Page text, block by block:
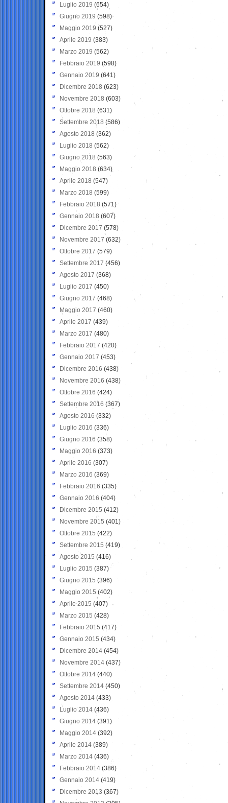
Luglio 2019 (654)
Giugno 2019 (598)
Maggio 2019 (527)
Aprile 2019 (383)
Marzo 2019 (562)
Febbraio 2019 (598)
Gennaio 2019 (641)
Dicembre 2018 (623)
Novembre 2018 (603)
Ottobre 2018 (631)
Settembre 2018 (586)
Agosto 2018 (362)
Luglio 2018 (562)
Giugno 2018 (563)
Maggio 2018 (634)
Aprile 2018 (547)
Marzo 2018 (599)
Febbraio 2018 (571)
Gennaio 2018 (607)
Dicembre 2017 (578)
Novembre 2017 (632)
Ottobre 2017 (579)
Settembre 2017 (456)
Agosto 2017 (368)
Luglio 2017 (450)
Giugno 2017 (468)
Maggio 2017 (460)
Aprile 2017 (439)
Marzo 2017 (480)
Febbraio 2017 (420)
Gennaio 2017 (453)
Dicembre 2016 (438)
Novembre 2016 (438)
Ottobre 2016 (424)
Settembre 2016 (367)
Agosto 2016 (332)
Luglio 2016 (336)
Giugno 2016 (358)
Maggio 2016 (373)
Aprile 2016 (307)
Marzo 2016 (369)
Febbraio 2016 (335)
Gennaio 2016 (404)
Dicembre 2015 (412)
Novembre 2015 (401)
Ottobre 2015 (422)
Settembre 2015 (419)
Agosto 2015 (416)
Luglio 2015 (387)
Giugno 2015 (396)
Maggio 2015 (402)
Aprile 2015 (407)
Marzo 2015 (428)
Febbraio 2015 (417)
Gennaio 2015 (434)
Dicembre 2014 (454)
Novembre 2014 (437)
Ottobre 2014 (440)
Settembre 2014 (450)
Agosto 2014 (433)
Luglio 2014 (436)
Giugno 2014 (391)
Maggio 2014 (392)
Aprile 2014 (389)
Marzo 2014 (436)
Febbraio 2014 (386)
Gennaio 2014 (419)
Dicembre 2013 (367)